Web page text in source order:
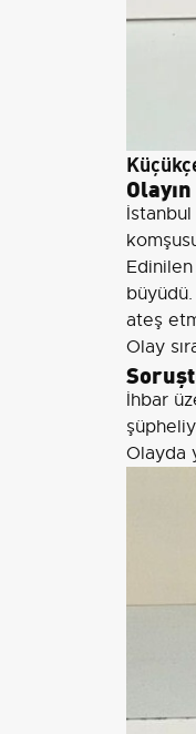
ateş
Olay
İhbar
Olayda